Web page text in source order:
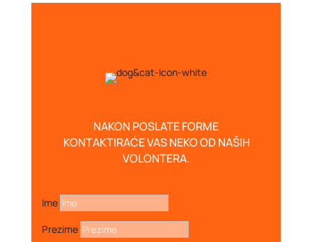
NAKON POSLATE FORME
KONTAKTIRAĆE VAS NEKO OD NAŠIH
VOLONTERA.
Ime
Prezime